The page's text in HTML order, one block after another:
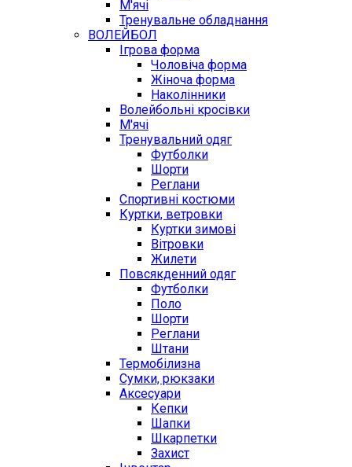
М'ячі
Тренувальне обладнання
ВОЛЕЙБОЛ
Ігрова форма
Чоловіча форма
Жіноча форма
Наколінники
Волейбольні кросівки
М'ячі
Тренувальний одяг
Футболки
Шорти
Реглани
Спортивні костюми
Куртки, ветровки
Куртки зимові
Вітровки
Жилети
Повсякденний одяг
Футболки
Поло
Шорти
Реглани
Штани
Термобілизна
Сумки, рюкзаки
Аксесуари
Кепки
Шапки
Шкарпетки
Захист